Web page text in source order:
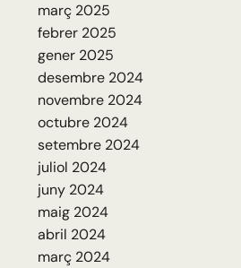
març 2025
febrer 2025
gener 2025
desembre 2024
novembre 2024
octubre 2024
setembre 2024
juliol 2024
juny 2024
maig 2024
abril 2024
març 2024